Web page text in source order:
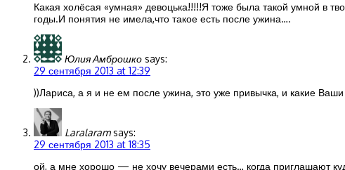
Какая холёсая «умная» девоцька!!!!!Я тоже была такой умной в
годы.И понятия не имела,что такое есть после ужина….
Юлия Амброшко says:
29 сентября 2013 at 12:39
))Лариса, а я и не ем после ужина, это уже привычка, и какие
Laralaram says:
29 сентября 2013 at 18:35
ой, а мне хорошо — не хочу вечерами есть… когда приглашают